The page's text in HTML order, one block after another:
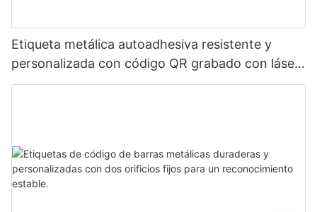
Etiqueta metálica autoadhesiva resistente y
personalizada con código QR grabado con láser,
etiqueta de código de barras de aluminio con